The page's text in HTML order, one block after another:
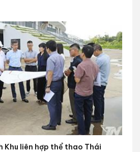
Khu liên hợp thể thao Thái